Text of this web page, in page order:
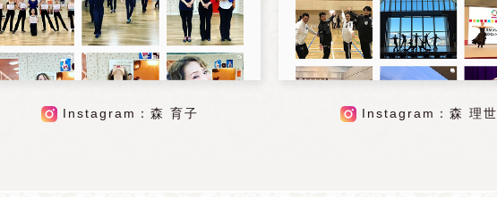
Instagram：森 育子 Instagram：森 理世